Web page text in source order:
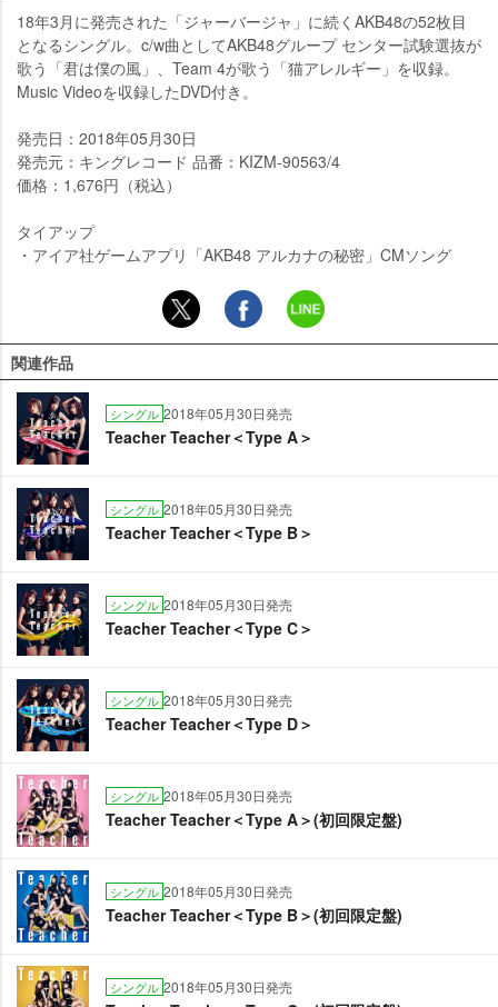
18年3月に発売された「ジャーバージャ」に続くAKB48の52枚目
となるシングル。c/w曲としてAKB48グループ センター試験選抜が
歌う「君は僕の風」、Team 4が歌う「猫アレルギー」を収録。
Music Videoを収録したDVD付き。
発売日：2018年05月30日
発売元：キングレコード 品番：KIZM-90563/4
価格：1,676円（税込）
タイアップ
・アイア社ゲームアプリ「AKB48 アルカナの秘密」CMソング
関連作品
シングル 2018年05月30日発売
Teacher Teacher＜Type A＞
シングル 2018年05月30日発売
Teacher Teacher＜Type B＞
シングル 2018年05月30日発売
Teacher Teacher＜Type C＞
シングル 2018年05月30日発売
Teacher Teacher＜Type D＞
シングル 2018年05月30日発売
Teacher Teacher＜Type A＞(初回限定盤)
シングル 2018年05月30日発売
Teacher Teacher＜Type B＞(初回限定盤)
シングル 2018年05月30日発売